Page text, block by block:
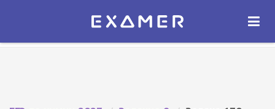
Экзамер — ЕГЭ 2027
ОТКРЫТЬ